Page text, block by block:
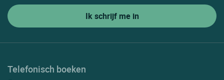
Telefonisch boeken